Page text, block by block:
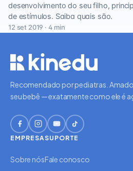
desenvolvimento do seu filho,
de estímulos. Saiba quais são.
12 set 2019 · 4 min
Recomendado por pediatras.
seu bebê — exatamente como ele é
EMPRESA
Sobre nós
SUPORTE
Fale conosco